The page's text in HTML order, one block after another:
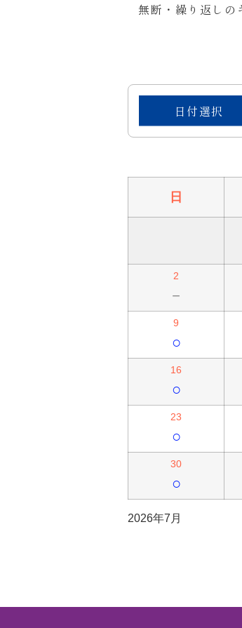
無断・繰り返しの
日付選択
日
2
－
9
○
16
○
23
○
30
○
2026年7月